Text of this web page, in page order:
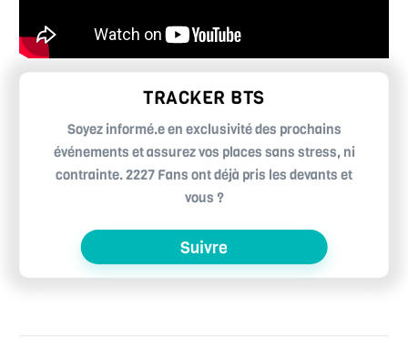
TRACKER BTS
Soyez informé.e en exclusivité des prochains
événements et assurez vos places sans stress, ni
contrainte. 2227 Fans ont déjà pris les devants et
vous ?
Suivre